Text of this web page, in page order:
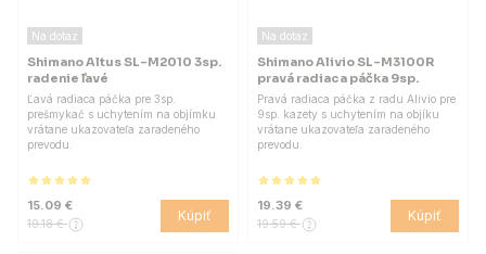
Na dotaz
Shimano Altus SL-M2010 3sp.
radenie ľavé
Ľavá radiaca páčka pre 3sp.
prešmykač s uchytením na objímku
vrátane ukazovateľa zaradeného
prevodu.
15.09 €
19.18 € Kúpiť
Na dotaz
Shimano Alivio SL-M3100R
pravá radiaca páčka 9sp.
Pravá radiaca páčka z radu Alivio pre
9sp. kazety s uchytením na objíku
vrátane ukazovateľa zaradeného
prevodu.
19.39 €
19.59 € Kúpiť